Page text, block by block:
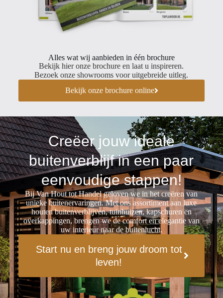
Alles wat wij aanbieden in één brochure
Bekijk hier onze brochure en laat u inspireren.
Bezoek onze showrooms voor uitgebreide uitleg.
Bekijk onze brochure online
Creëer jouw ideale
buitenverblijf in een paar
eenvoudige stappen!
Bij Van Hout tot Handel geloven we in het creëren van
unieke buitenervaringen. Met ons assortiment aan luxe
houten buitenverblijven, tuinhuizen, kapschuren en
overkappingen, brengen we de comfort en elegantie van
uw interieur naar de buitenlucht.
Start nu en breng jouw droom tot
leven!